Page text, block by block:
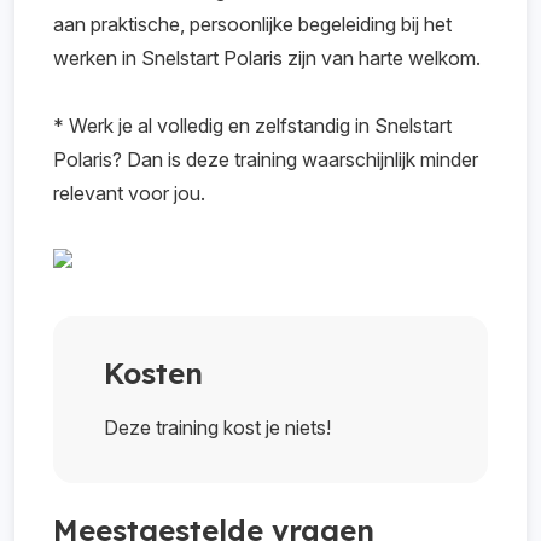
eenvoudig inricht.
aan praktische, persoonlijke begeleiding bij het
werken in Snelstart Polaris zijn van harte welkom.
* Werk je al volledig en zelfstandig in Snelstart
Polaris? Dan is deze training waarschijnlijk minder
relevant voor jou.
Kosten
Deze training kost je niets!
Meestgestelde vragen